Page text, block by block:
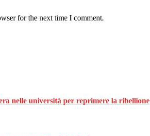
for the next time I comment.
nelle università per reprimere la ribellione